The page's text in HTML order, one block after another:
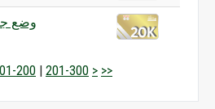
وضع
200 | 201-300 > >>